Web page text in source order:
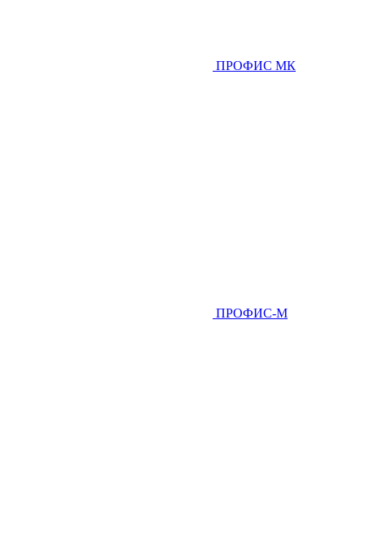
ПРОФИС МК
ПРОФИС-М